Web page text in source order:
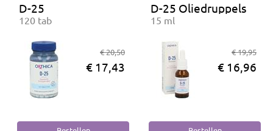
D-25
120 tab
€ 20,50
€ 17,43
D-25 Oliedruppels
15 ml
€ 19,95
€ 16,96